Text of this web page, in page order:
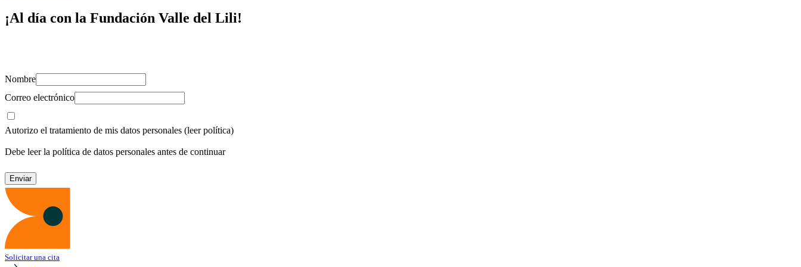
¡Al día con la Fundación Valle del Lili!
Nombre
Correo electrónico
Autorizo el tratamiento de mis datos personales (leer política)
Debe leer la política de datos personales antes de continuar
Solicitar una cita